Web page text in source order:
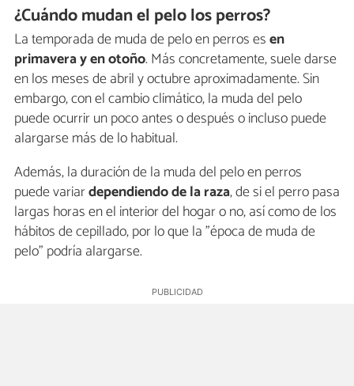
¿Cuándo mudan el pelo los perros?
La temporada de muda de pelo en perros esen
primavera y en otoño. Más concretamente, suele darse
en los meses de abril y octubre aproximadamente. Sin
embargo, con el cambio climático, la muda del pelo
puede ocurrir un poco antes o después o incluso puede
alargarse más de lo habitual.
Además, la duración de la muda del pelo en perros
puede variardependiendo de la raza, de si el perro pasa
largas horas en el interior del hogar o no, así como de los
hábitos de cepillado, por lo que la "época de muda de
pelo" podría alargarse.